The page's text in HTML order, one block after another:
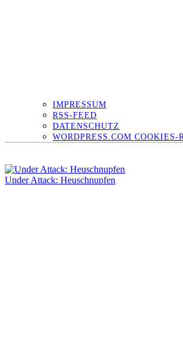
IMPRESSUM
RSS-FEED
DATENSCHUTZ
WORDPRESS.COM
Under Attack: Heuschnupfen